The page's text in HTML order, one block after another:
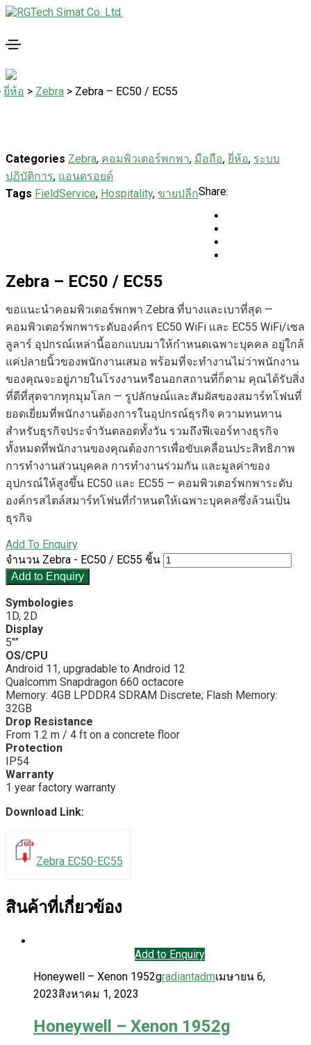
ยี่ห้อ > Zebra > Zebra – EC50 / EC55
Categories Zebra, คอมพิวเตอร์พกพา, มือถือ, ยี่ห้อ, ระบบ
ปฏิบัติการ, แอนดรอยด์
Tags FieldService, Hospitality, ขายปลีกShare:
Zebra – EC50 / EC55
ขอแนะนำคอมพิวเตอร์พกพา Zebra ที่บางและเบาที่สุด —
คอมพิวเตอร์พกพาระดับองค์กร EC50 WiFi และ EC55 WiFi/เซล
ลูลาร์ อุปกรณ์เหล่านี้ออกแบบมาให้กำหนดเฉพาะบุคคล อยู่ใกล้
แค่ปลายนิ้วของพนักงานเสมอ พร้อมที่จะทำงานไม่ว่าพนักงาน
ของคุณจะอยู่ภายในโรงงานหรือนอกสถานที่ก็ตาม คุณได้รับสิ่ง
ที่ดีที่สุดจากทุกมุมโลก — รูปลักษณ์และสัมผัสของสมาร์ทโฟนที่
ยอดเยี่ยมที่พนักงานต้องการในอุปกรณ์ธุรกิจ ความทนทาน
สำหรับธุรกิจประจำวันตลอดทั้งวัน รวมถึงฟีเจอร์ทางธุรกิจ
ทั้งหมดที่พนักงานของคุณต้องการเพื่อขับเคลื่อนประสิทธิภาพ
การทำงานส่วนบุคคล การทำงานร่วมกัน และมูลค่าของ
อุปกรณ์ให้สูงขึ้น EC50 และ EC55 — คอมพิวเตอร์พกพาระดับ
องค์กรสไตล์สมาร์ทโฟนที่กำหนดให้เฉพาะบุคคลซึ่งล้วนเป็น
ธุรกิจ
Add To Enquiry
จำนวน Zebra - EC50 / EC55 ชิ้น
Add to Enquiry
Symbologies
1D, 2D
Display
5″”
OS/CPU
Android 11, upgradable to Android 12
Qualcomm Snapdragon 660 octacore
Memory: 4GB LPDDR4 SDRAM Discrete; Flash Memory:
32GB
Drop Resistance
From 1.2 m / 4 ft on a concrete floor
Protection
IP54
Warranty
1 year factory warranty
Download Link:
Zebra EC50-EC55
สินค้าที่เกี่ยวข้อง
Add to Enquiry
Honeywell – Xenon 1952gradiantadmเมษายน 6,
2023สิงหาคม 1, 2023
Honeywell – Xenon 1952g